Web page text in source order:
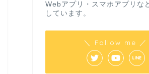
Webアプリ・スマホアプリな
しています。
＼ Follow me ／